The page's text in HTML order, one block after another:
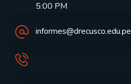
5:00 PM
informes@drecusco.edu.pe